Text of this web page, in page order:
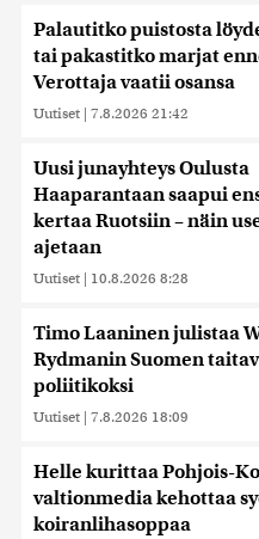
Palautitko puistosta
tai pakastitko marjat
Verottaja vaatii osansa
Uutiset | 7.8.2026 21:42
Uusi junayhteys Oulusta
Haaparantaan saapui
kertaa Ruotsiin – näin
ajetaan
Uutiset | 10.8.2026 8:28
Timo Laaninen julistaa
Rydmanin Suomen
poliitikoksi
Uutiset | 7.8.2026 18:09
Helle kurittaa Pohjois-
valtionmedia kehottaa
koiranlihasoppaa